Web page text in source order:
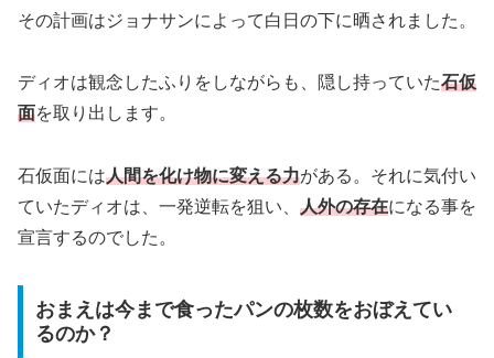
その計画はジョナサンによって白日の下に晒されました。
ディオは観念したふりをしながらも、隠し持っていた石仮
面を取り出します。
石仮面には人間を化け物に変える力がある。それに気付い
ていたディオは、一発逆転を狙い、 人外の存在になる事を
宣言するのでした。
おまえは今まで食ったパンの枚数をおぼえてい
るのか？